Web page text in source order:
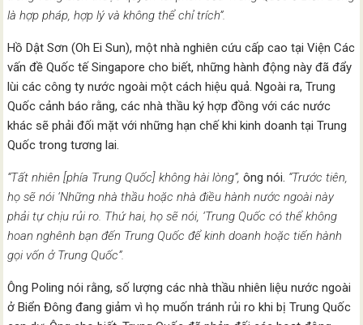
là hợp pháp, hợp lý và không thể chỉ trích”.
Hồ Dật Sơn (Oh Ei Sun), một nhà nghiên cứu cấp cao tại Viện Các
vấn đề Quốc tế Singapore cho biết, những hành động này đã đẩy
lùi các công ty nước ngoài một cách hiệu quả. Ngoài ra, Trung
Quốc cảnh báo rằng, các nhà thầu ký hợp đồng với các nước
khác sẽ phải đối mặt với những hạn chế khi kinh doanh tại Trung
Quốc trong tương lai.
“Tất nhiên [phía Trung Quốc] không hài lòng”,ông nói. “Trước tiên,
họ sẽ nói ‘Những nhà thầu hoặc nhà điều hành nước ngoài này
phải tự chịu rủi ro. Thứ hai, họ sẽ nói, ‘Trung Quốc có thể không
hoan nghênh bạn đến Trung Quốc để kinh doanh hoặc tiến hành
gọi vốn ở Trung Quốc”.
Ông Poling nói rằng, số lượng các nhà thầu nhiên liệu nước ngoài
ở Biển Đông đang giảm vì họ muốn tránh rủi ro khi bị Trung Quốc